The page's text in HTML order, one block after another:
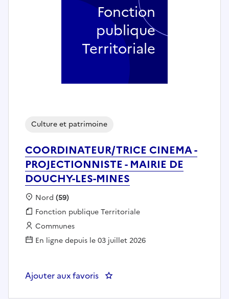
COORDINATEUR/TRICE CINEMA -
PROJECTIONNISTE - MAIRIE DE
DOUCHY-LES-MINES
Culture et patrimoine
Localisation :
Nord (59)
Fonction publique :
Fonction publique Territoriale
Employeur :
Communes
En ligne depuis le 03 juillet 2026
Ajouter aux favoris : COORDINATEUR/TRICE
Fonction
publique
Territoriale